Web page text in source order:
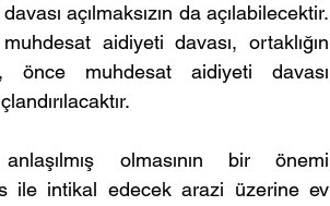
açılmaksızın da açılabilecektir.
aidiyeti davası, ortaklığın
önce muhdesat aidiyeti davası
olmasının bir önemi
ile intikal edecek arazi üzerine ev